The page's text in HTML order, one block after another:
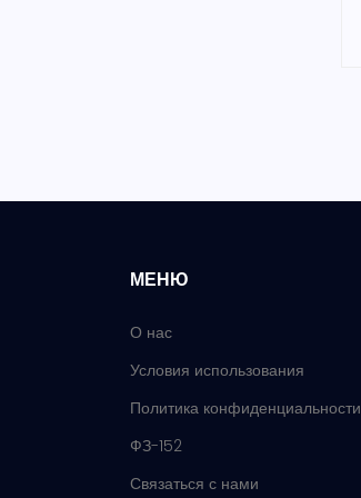
МЕНЮ
О нас
Условия использования
Политика конфиденциальности
ФЗ-152
Связаться с нами